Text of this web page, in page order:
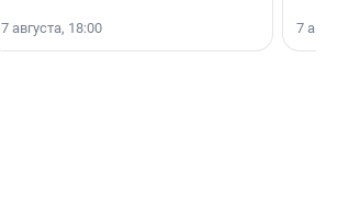
7 августа, 18:00 7